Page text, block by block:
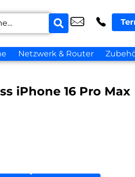
Netzwerk & Router
iPhone 16 Pro Max